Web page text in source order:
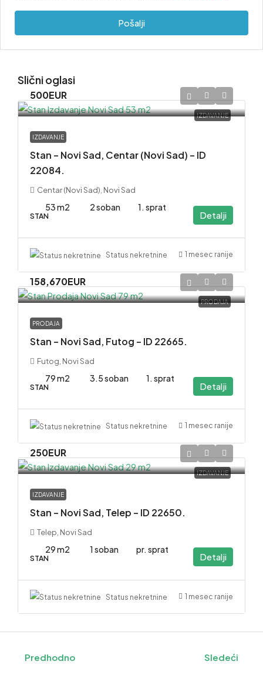
Pošalji
Slični oglasi
IZDAVANJE
500EUR
IZDAVANJE
Stan – Novi Sad, Centar (Novi Sad) – ID
22084.
Centar (Novi Sad), Novi Sad
53 m2 2 soban 1. sprat
STAN Detalji
Status nekretnine 1 mesec ranije
PRODAJA
158,670EUR
PRODAJA
Stan – Novi Sad, Futog – ID 22665.
Futog, Novi Sad
79 m2 3.5 soban 1. sprat
STAN Detalji
Status nekretnine 1 mesec ranije
IZDAVANJE
250EUR
IZDAVANJE
Stan – Novi Sad, Telep – ID 22650.
Telep, Novi Sad
29 m2 1 soban pr. sprat
STAN Detalji
Status nekretnine 1 mesec ranije
Predhodno Sledeći